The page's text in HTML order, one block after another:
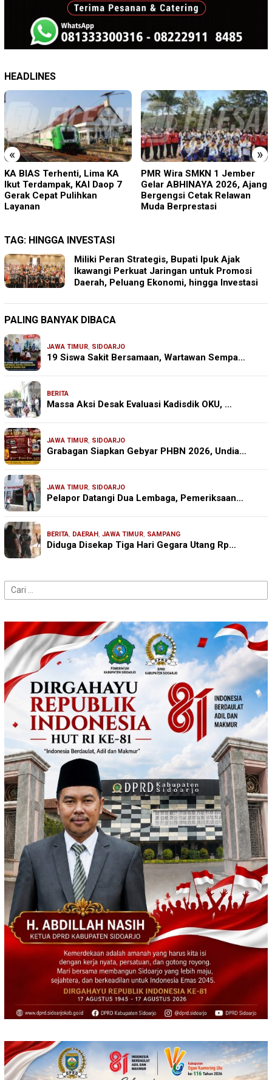
HEADLINES
« »
PMR Wira SMKN 1 Jember
Gelar ABHINAYA 2026, Ajang
Bergengsi Cetak Relawan
Muda Berprestasi
Diduga Disekap Tiga Hari
Gegara Utang Rp300 Juta,
Pria Ketapang Sampang
Diselamatkan Polisi
TAG: HINGGA INVESTASI
Miliki Peran Strategis, Bupati Ipuk Ajak
Ikawangi Perkuat Jaringan untuk Promosi
Daerah, Peluang Ekonomi, hingga Investasi
PALING BANYAK DIBACA
JAWA TIMUR, SIDOARJO
19 Siswa Sakit Bersamaan, Wartawan Sempa…
BERITA
Massa Aksi Desak Evaluasi Kadisdik OKU, …
JAWA TIMUR, SIDOARJO
Grabagan Siapkan Gebyar PHBN 2026, Undia…
JAWA TIMUR, SIDOARJO
Pelapor Datangi Dua Lembaga, Pemeriksaan…
BERITA, DAERAH, JAWA TIMUR, SAMPANG
Diduga Disekap Tiga Hari Gegara Utang Rp…
Cari
untuk: